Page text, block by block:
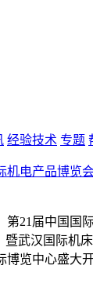
经验技术 专题
机电产品博览
第21届中国国
暨武汉国际机
博览中心盛大开